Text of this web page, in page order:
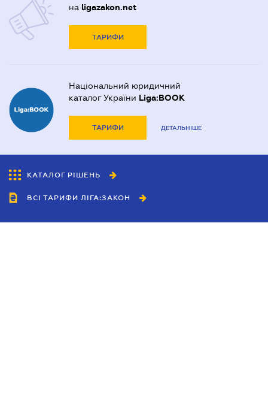
на ligazakon.net
ТАРИФИ
Національний юридичний
каталог України Liga:BOOK
ТАРИФИ ДЕТАЛЬНІШЕ
КАТАЛОГ РІШЕНЬ
ВСІ ТАРИФИ ЛІГА:ЗАКОН